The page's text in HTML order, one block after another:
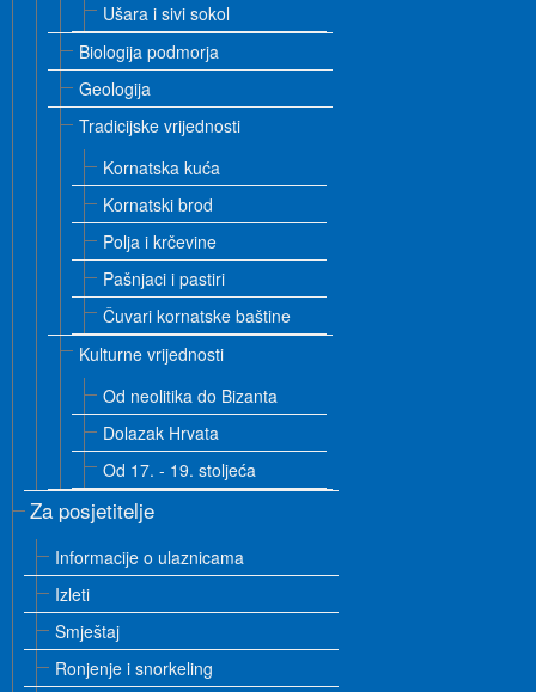
Ušara i sivi sokol
Biologija podmorja
Geologija
Tradicijske vrijednosti
Kornatska kuća
Kornatski brod
Polja i krčevine
Pašnjaci i pastiri
Čuvari kornatske baštine
Kulturne vrijednosti
Od neolitika do Bizanta
Dolazak Hrvata
Od 17. - 19. stoljeća
Za posjetitelje
Informacije o ulaznicama
Izleti
Smještaj
Ronjenje i snorkeling